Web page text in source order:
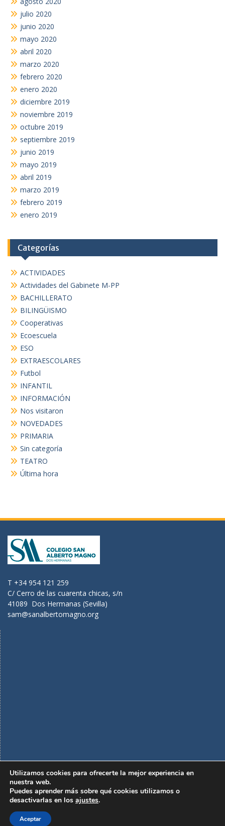
julio 2020
junio 2020
mayo 2020
abril 2020
marzo 2020
febrero 2020
enero 2020
diciembre 2019
noviembre 2019
octubre 2019
septiembre 2019
junio 2019
mayo 2019
abril 2019
marzo 2019
febrero 2019
enero 2019
Categorías
ACTIVIDADES
Actividades del Gabinete M-PP
BACHILLERATO
BILINGÜISMO
Cooperativas
Ecoescuela
ESO
EXTRAESCOLARES
Futbol
INFANTIL
INFORMACIÓN
Nos visitaron
NOVEDADES
PRIMARIA
Sin categoría
TEATRO
Última hora
T +34 954 121 259
C/ Cerro de las cuarenta chicas, s/n
41089 Dos Hermanas (Sevilla)
sam@sanalbertomagno.org
Política de privacidad
Aviso legal
Política de cookies
Copyright. Todos los derechos reservados.
Utilizamos cookies para ofrecerte la mejor experiencia en
nuestra web.
Puedes aprender más sobre qué cookies utilizamos o
desactivarlas en los ajustes.
Aceptar